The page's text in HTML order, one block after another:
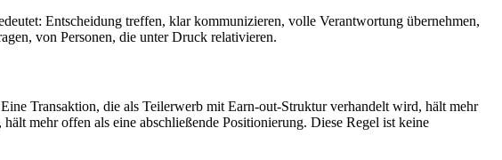
Entscheidung treffen, klar kommunizieren, volle Verantwortung übernehmen,
von Personen, die unter Druck relativieren.
Transaktion, die als Teilerwerb mit Earn-out-Struktur verhandelt wird, hält mehr
mehr offen als eine abschließende Positionierung. Diese Regel ist keine